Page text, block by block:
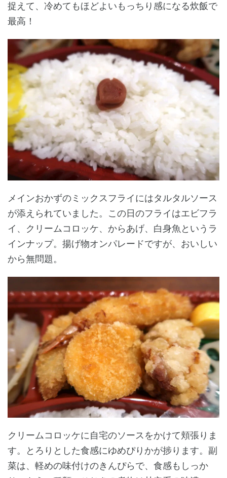
捉えて、冷めてもほどよいもっちり感になる炊飯で
最高！
メインおかずのミックスフライにはタルタルソース
が添えられていました。この日のフライはエビフラ
イ、クリームコロッケ、からあげ、白身魚というラ
インナップ。揚げ物オンパレードですが、おいしい
から無問題。
クリームコロッケに自宅のソースをかけて頬張りま
す。とろりとした食感にゆめぴりかが捗ります。副
菜は、軽めの味付けのきんぴらで、食感もしっか